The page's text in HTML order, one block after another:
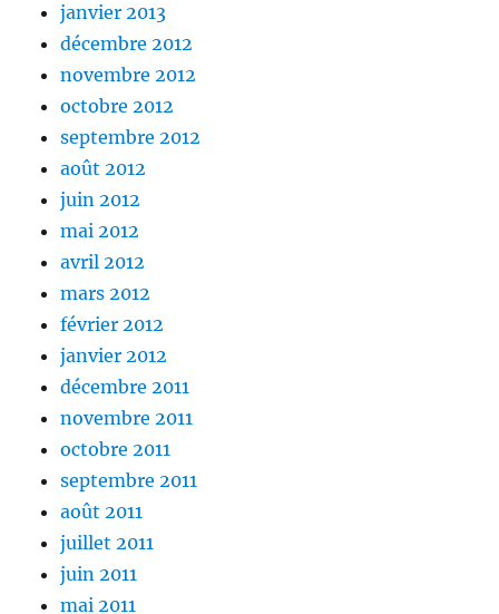
janvier 2013
décembre 2012
novembre 2012
octobre 2012
septembre 2012
août 2012
juin 2012
mai 2012
avril 2012
mars 2012
février 2012
janvier 2012
décembre 2011
novembre 2011
octobre 2011
septembre 2011
août 2011
juillet 2011
juin 2011
mai 2011